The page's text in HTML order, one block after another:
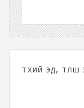
түүхий эд,